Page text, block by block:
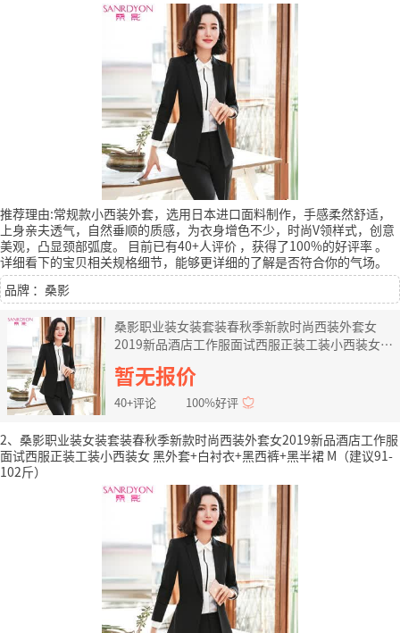
推荐理由:常规款小西装外套，选用日本进口面料制作，手感柔然舒适，
上身亲夫透气，自然垂顺的质感，为衣身增色不少，时尚V领样式，创意
美观，凸显颈部弧度。
目前已有40+人评价 ，获得了100%的好评率。
详细看下的宝贝相关规格细节，能够更详细的了解是否符合你的气场。
品牌 ：桑影
桑影职业装女装套装春秋季新款时尚西装外套女
2019新品酒店工作服面试西服正装工装小西装女
黑外套+白衬衣+黑西裤 XL（建议112-121斤）
暂无报价
40+评论 100%好评
2、桑影职业装女装套装春秋季新款时尚西装外套女2019新品酒店工作服
面试西服正装工装小西装女 黑外套+白衬衣+黑西裤+黑半裙 M（建议91-
102斤）